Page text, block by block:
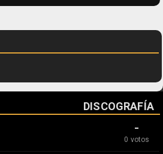
DISCOGRAFÍA
-
0 votos